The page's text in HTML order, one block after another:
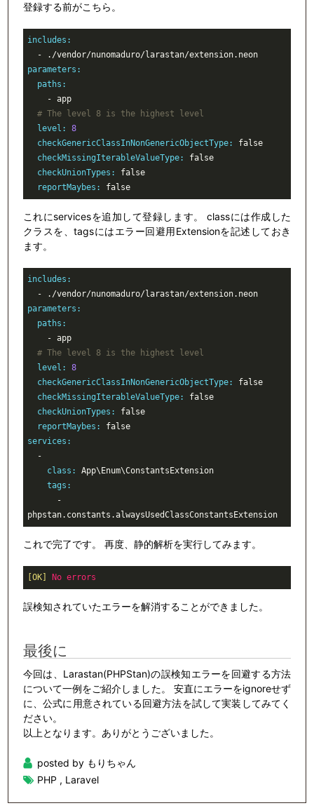
登録する前がこちら。
includes:
  - .
/vendor/nunomaduro/larastan/
extension.neon
parameters:
  paths:
# The level 8 is the highest level
  level:
8
  checkGenericClassInNonGenericObjectType:
false
  checkMissingIterableValueType:
false
  checkUnionTypes:
false
  reportMaybes:
false
これにservicesを追加して登録します。 classには作成した
クラスを、tagsにはエラー回避用Extensionを記述しておき
ます。
includes:
  - .
/vendor/nunomaduro/larastan/
extension.neon
parameters:
  paths:
# The level 8 is the highest level
  level:
8
  checkGenericClassInNonGenericObjectType:
false
  checkMissingIterableValueType:
false
  checkUnionTypes:
false
  reportMaybes:
false
services:
    class:
App\Enum\ConstantsExtension
    tags:
phpstan.constants.alwaysUsedClassConstantsExtension
これで完了です。 再度、静的解析を実行してみます。
[OK] No errors
誤検知されていたエラーを解消することができました。
最後に
今回は、Larastan(PHPStan)の誤検知エラーを回避する方法
について一例をご紹介しました。 安直にエラーをignoreせず
に、公式に用意されている回避方法を試して実装してみてく
ださい。
以上となります。ありがとうございました。
posted by もりちゃん
PHP , Laravel